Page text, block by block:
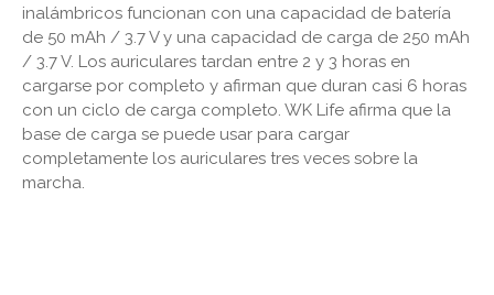
inalámbricos funcionan con una capacidad de batería
de 50 mAh / 3.7 V y una capacidad de carga de 250 mAh
/ 3.7 V. Los auriculares tardan entre 2 y 3 horas en
cargarse por completo y afirman que duran casi 6 horas
con un ciclo de carga completo. WK Life afirma que la
base de carga se puede usar para cargar
completamente los auriculares tres veces sobre la
marcha.